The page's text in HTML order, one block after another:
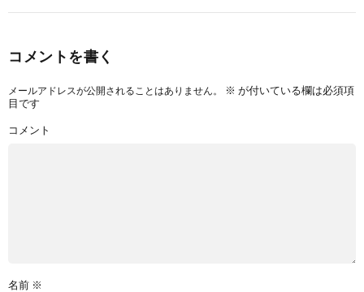
コメントを書く
メールアドレスが公開されることはありません。 ※ が付いている欄は必須項
目です
コメント
名前 ※